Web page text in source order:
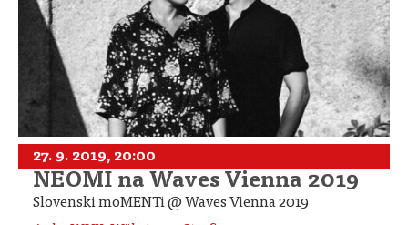
27. 9. 2019, 20:00
NEOMI na Waves Vienna 2019
Slovenski moMENTi @ Waves Vienna 2019